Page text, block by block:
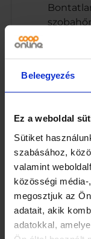
Beleegyezés
Ez a weboldal
Sütiket
szabásához,
valamint
közösségi
megosztjuk az
adatait, akik
adatokkal,
Könyves
Coop –
Könyves
1097
Márka
Coop
Kiszerelés